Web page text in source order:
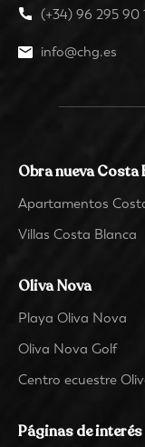
(+34) 96 295 90
info@chg.es
Obra nueva Costa
Apartamentos
Villas Costa Blanca
Oliva Nova
Playa Oliva Nova
Oliva Nova Golf
Centro ecuestre
Páginas de interés